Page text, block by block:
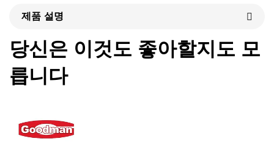
제품 설명
당신은 이것도 좋아할지도 모
릅니다